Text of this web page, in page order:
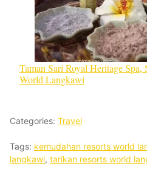
Taman Sari Royal Heritage
World Langkawi
Categories: Travel
Tags: kemudahan resorts world
langkawi, tarikan resorts world